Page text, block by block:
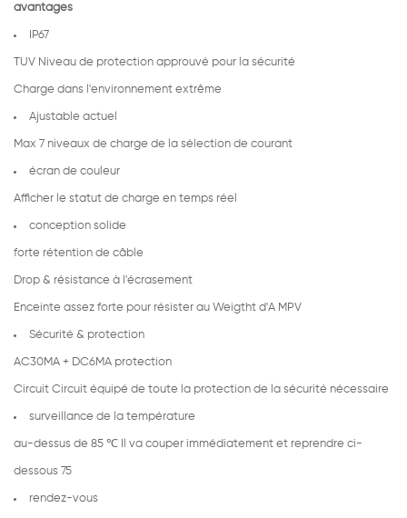
avantages
IP67
TUV Niveau de protection approuvé pour la sécurité
Charge dans l'environnement extrême
Ajustable actuel
Max 7 niveaux de charge de la sélection de courant
écran de couleur
Afficher le statut de charge en temps réel
conception solide
forte rétention de câble
Drop & résistance à l'écrasement
Enceinte assez forte pour résister au Weigtht d'A MPV
Sécurité & protection
AC30MA + DC6MA protection
Circuit Circuit équipé de toute la protection de la sécurité nécessaire
surveillance de la température
au-dessus de 85 ℃ Il va couper immédiatement et reprendre ci-
dessous 75
rendez-vous